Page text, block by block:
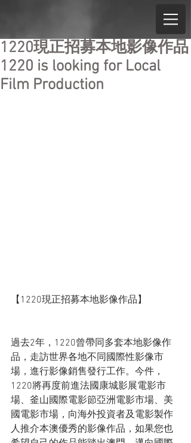
1220現正招募本地影像作品
1220 is looking for Local
Film Production
【1220現正招募本地影像作品】
過去2年，1220曾帶同多套本地影像作
品，走訪世界各地不同國際性影像市
場，進行影像銷售發行工作。今件，
1220將再度前進法國康城影展電影市
場、釜山國際電影節亞洲電影市場、美
國電影市場，向海外投資者及電影製作
人推介本澳優秀的影像作品，如果您也